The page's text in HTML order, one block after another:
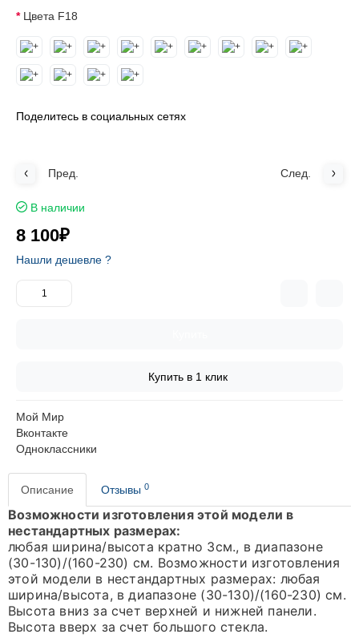
Цвета F18
Поделитесь в социальных сетях
Пред. След.
В наличии
8 100₽
Нашли дешевле ?
Купить в 1 клик
Мой Мир
Вконтакте
Одноклассники
Описание Отзывы 0
Возможности изготовления этой модели в
нестандартных размерах:
любая ширина/высота кратно 3см., в диапазоне
(30-130)/(160-230) см. Возможности изготовления
этой модели в нестандартных размерах: любая
ширина/высота, в диапазоне (30-130)/(160-230) см.
Высота вниз за счет верхней и нижней панели.
Высота вверх за счет большого стекла.